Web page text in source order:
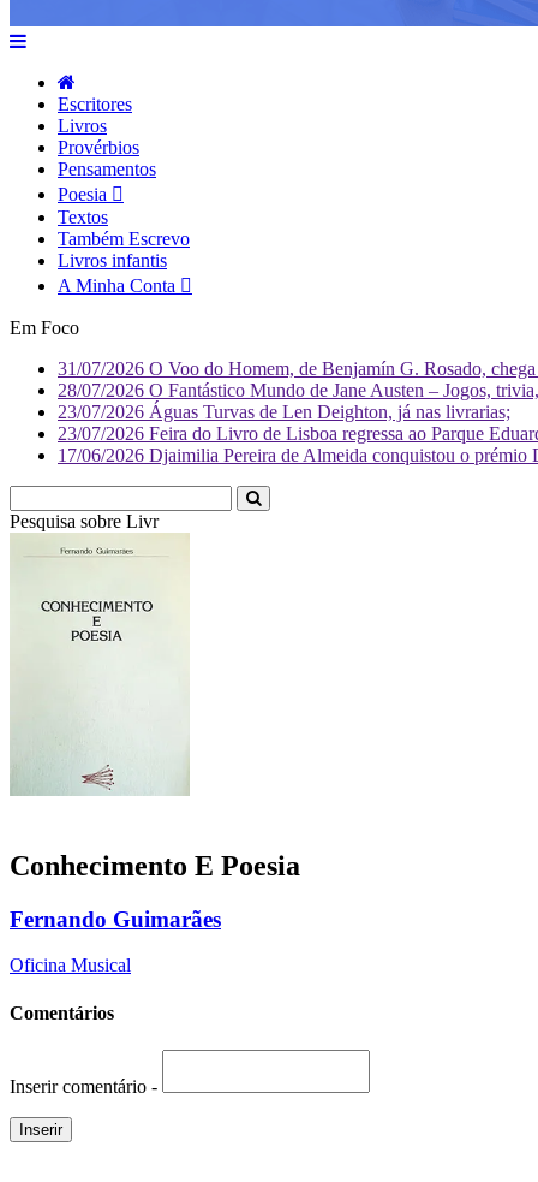
Escritores
Livros
Provérbios
Pensamentos
Poesia
Textos
Também Escrevo
Livros infantis
A Minha Conta
Em Foco
31/07/2026 O Voo do Homem, de Benjamín G. Rosado,
28/07/2026 O Fantástico Mundo de Jane Austen – Jogos,
23/07/2026 Águas Turvas de Len Deighton, já nas livrarias;
23/07/2026 Feira do Livro de Lisboa regressa ao Parque
17/06/2026 Djaimilia Pereira de Almeida conquistou o
Pesquisa sobre Literatura
Conhecimento E Poesia
Fernando Guimarães
Oficina Musical
Comentários
Inserir comentário -